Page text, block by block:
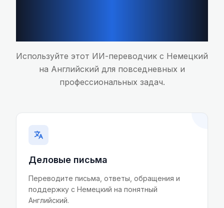
Используйте этот ИИ-переводчик с Немецкий
на Английский для повседневных и
профессиональных задач.
Деловые письма
Переводите письма, ответы, обращения и
поддержку с Немецкий на понятный
Английский.